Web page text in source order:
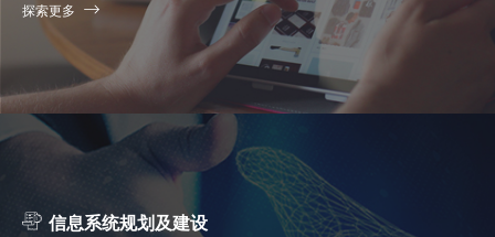
探索更多
信息系统规划及建设